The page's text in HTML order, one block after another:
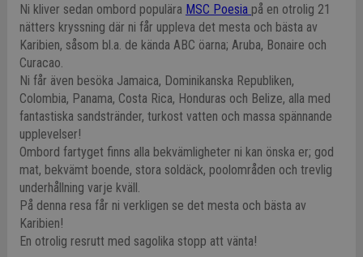
Ni kliver sedan ombord populära MSC Poesia på en otrolig 21
nätters kryssning där ni får uppleva det mesta och bästa av
Karibien, såsom bl.a. de kända ABC öarna; Aruba, Bonaire och
Curacao.
Ni får även besöka Jamaica, Dominikanska Republiken,
Colombia, Panama, Costa Rica, Honduras och Belize, alla med
fantastiska sandstränder, turkost vatten och massa spännande
upplevelser!
Ombord fartyget finns alla bekvämligheter ni kan önska er; god
mat, bekvämt boende, stora soldäck, poolområden och trevlig
underhållning varje kväll.
På denna resa får ni verkligen se det mesta och bästa av
Karibien!
En otrolig resrutt med sagolika stopp att vänta!